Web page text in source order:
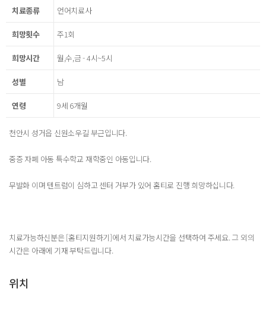
치료종류 언어치료사
희망횟수 주1회
희망시간 월,수,금 - 4시~5시
성별 남
연령 9세 6개월
천안시 성거읍 신원소우길 부근입니다.
중증 자폐 아동 특수학교 재학중인 아동입니다.
무발화 이며 텐트럼이 심하고 센터 거부가 있어 홈티로 진행 희망하십니다.
치료가능하신분은 [홈티지원하기]에서 치료가능시간을 선택하여 주세요. 그 외의
시간은 아래에 기재 부탁드립니다.
위치